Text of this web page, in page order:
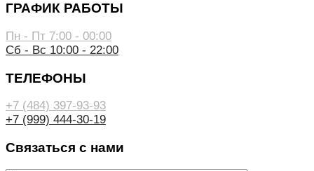
ГРАФИК РАБОТЫ
Пн - Пт 7:00 - 00:00
Сб - Вс 10:00 - 22:00
ТЕЛЕФОНЫ
+7 (484) 397-93-93
+7 (999) 444-30-19
Связаться с нами